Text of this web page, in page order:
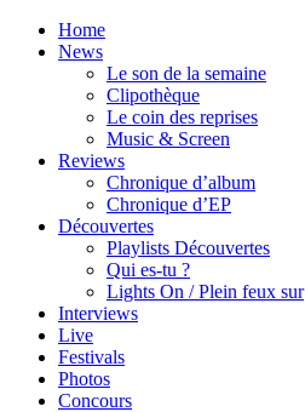
Home
News
Le son de la semaine
Clipothèque
Le coin des reprises
Music & Screen
Reviews
Chronique d’album
Chronique d’EP
Découvertes
Playlists Découvertes
Qui es-tu ?
Lights On / Plein feux sur
Interviews
Live
Festivals
Photos
Concours